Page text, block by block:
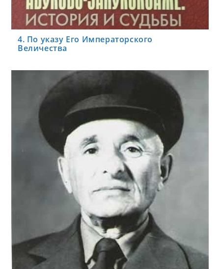
4. По указу Его Императорского
Величества